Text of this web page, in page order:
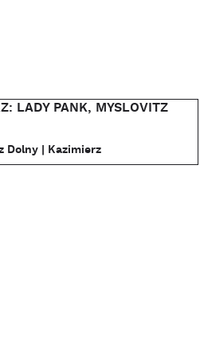
LADY PANK, MYSLOVITZ
Dolny | Kazimierz